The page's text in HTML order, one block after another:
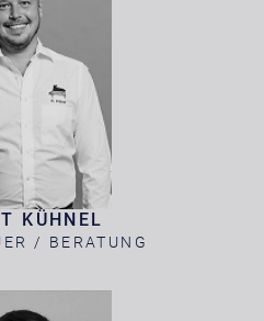
KÜHNEL
/ BERATUNG